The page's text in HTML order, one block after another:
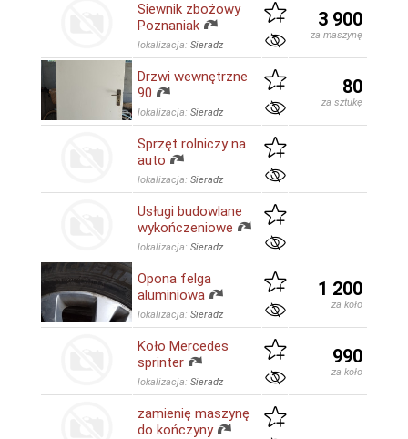
Siewnik zbożowy
Poznaniak
lokalizacja: Sieradz
3 900
za maszynę
Drzwi wewnętrzne
90
lokalizacja: Sieradz
80
za sztukę
Sprzęt rolniczy na
auto
lokalizacja: Sieradz
Usługi budowlane
wykończeniowe
lokalizacja: Sieradz
Opona felga
aluminiowa
lokalizacja: Sieradz
1 200
za koło
Koło Mercedes
sprinter
lokalizacja: Sieradz
990
za koło
zamienię maszynę
do kończyny